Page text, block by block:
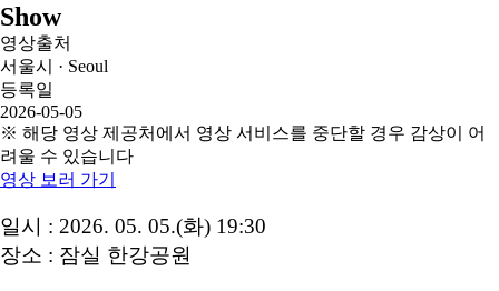
Show
영상출처
서울시 · Seoul
등록일
2026-05-05
※ 해당 영상 제공처에서 영상 서비스를 중단할 경우 감상이 어
려울 수 있습니다
영상 보러 가기
일시 : 2026. 05. 05.(화) 19:30
장소 : 잠실 한강공원